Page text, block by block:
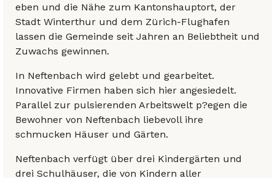
eben und die Nähe zum Kantonshauptort, der
Stadt Winterthur und dem Zürich-Flughafen
lassen die Gemeinde seit Jahren an Beliebtheit und
Zuwachs gewinnen.
In Neftenbach wird gelebt und gearbeitet.
Innovative Firmen haben sich hier angesiedelt.
Parallel zur pulsierenden Arbeitswelt p?egen die
Bewohner von Neftenbach liebevoll ihre
schmucken Häuser und Gärten.
Neftenbach verfügt über drei Kindergärten und
drei Schulhäuser, die von Kindern aller